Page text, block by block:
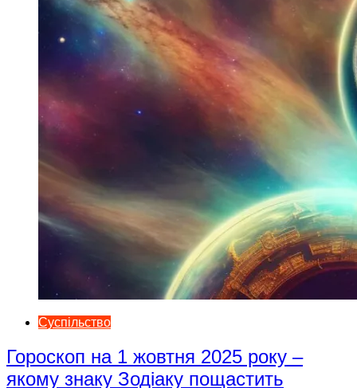
Суспільство
Гороскоп на 1 жовтня 2025 року –
якому знаку Зодіаку пощастить